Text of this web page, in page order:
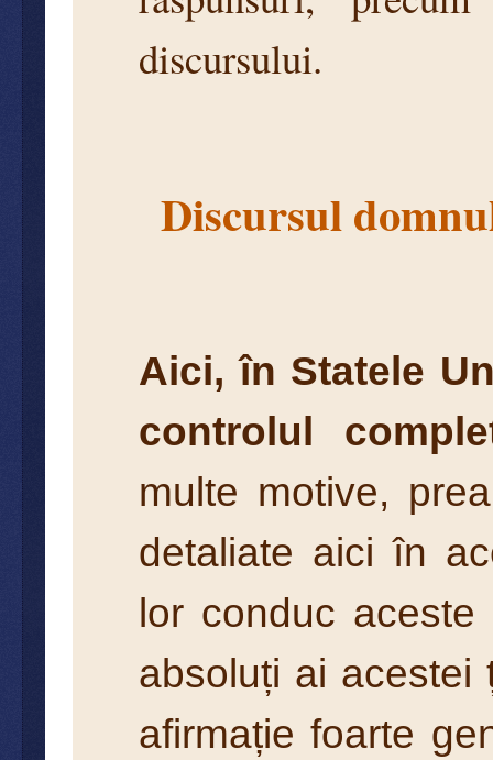
discursului.
Discursul
Aici, în Statele
controlul
multe motive,
detaliate aici în
lor conduc
absoluți ai acestei
afirmație foarte